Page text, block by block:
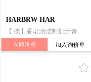
HARBRW HAR
【3类】香皂;清洁制剂;牙膏;洗发液;洁肤乳液;洗手液;洗衣剂;香精油;美容面膜;口红
立即询价
加入询价单